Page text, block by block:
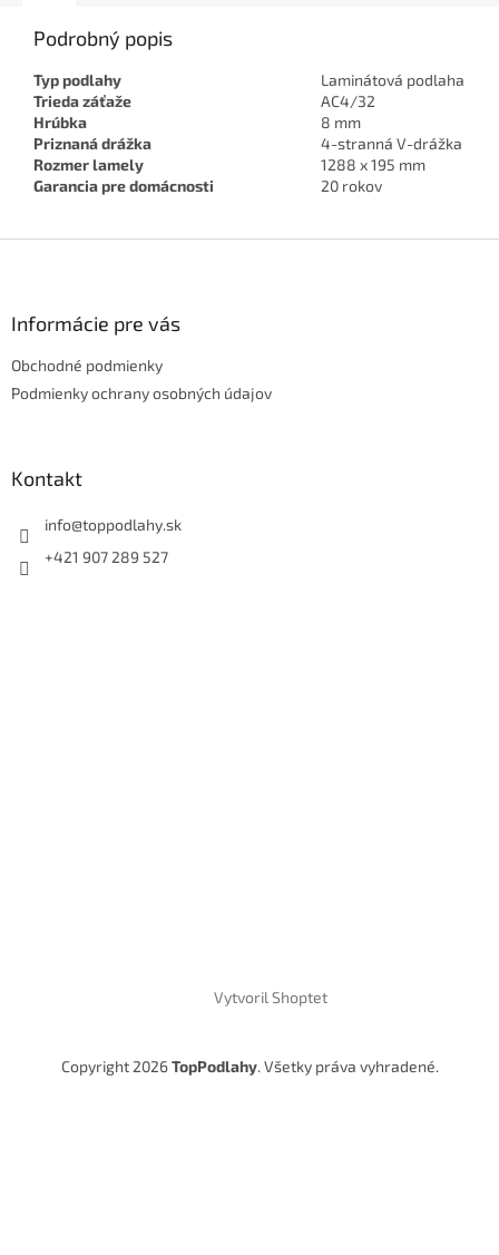
Podrobný popis
Typ podlahy
Laminátová podlaha
Trieda záťaže
AC4/32
Hrúbka
8 mm
Priznaná drážka
4-stranná V-drážka
Rozmer lamely
1288 x 195 mm
Garancia pre domácnosti
20 rokov
Informácie pre vás
Obchodné podmienky
Podmienky ochrany osobných údajov
Kontakt
info@toppodlahy.sk
+421 907 289 527
Vytvoril Shoptet
Copyright 2026TopPodlahy. Všetky práva vyhradené.